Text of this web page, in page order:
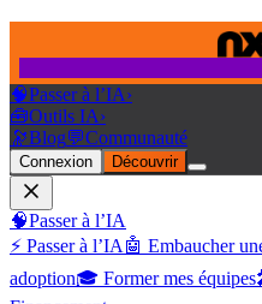
🧠Passer à l’IA›
🧰Outils IA›
🔭Blog💬Communauté
Connexion Découvrir
🧠Passer à l’IA
⚡ Passer à l’IA 🤖 Embaucher
adoption🎓 Former mes équipes